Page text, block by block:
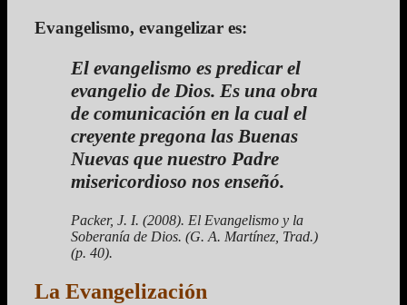
Evangelismo, evangelizar es:
El evangelismo es predicar el
evangelio de Dios. Es una obra
de comunicación en la cual el
creyente pregona las Buenas
Nuevas que nuestro Padre
misericordioso nos enseñó.
Packer, J. I. (2008). El Evangelismo y la
Soberanía de Dios. (G. A. Martínez, Trad.)
(p. 40).
La Evangelización